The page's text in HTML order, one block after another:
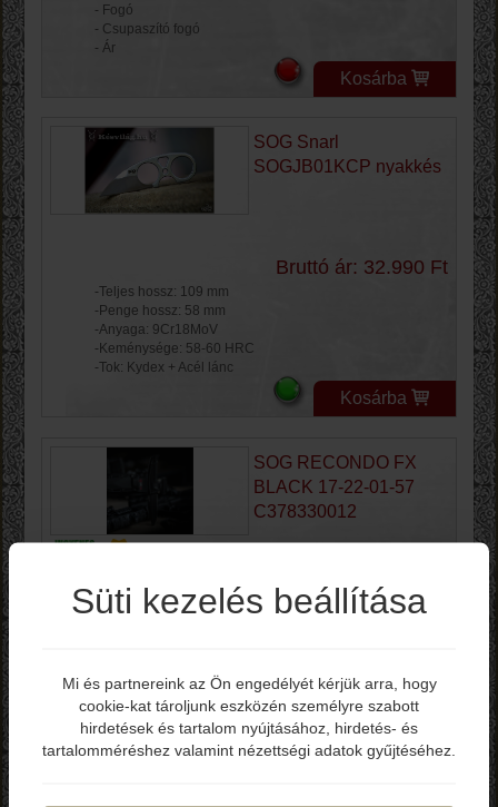
- Fogó
- Csupaszító fogó
- Ár
Kosárba
SOG Snarl
SOGJB01KCP nyakkés
Bruttó ár: 32.990 Ft
-Teljes hossz: 109 mm
-Penge hossz: 58 mm
-Anyaga: 9Cr18MoV
-Keménysége: 58-60 HRC
-Tok: Kydex + Acél lánc
Kosárba
SOG RECONDO FX
BLACK 17-22-01-57
C378330012
Bruttó ár: 80.990 Ft
-Teljes hossz: 244 mm
-Penge keménység: 58-60 HRC
-Markolat: Gumírozott
-Tok: Kydex
-Súly: 150 g
Süti kezelés beállítása
Mi és partnereink az Ön engedélyét kérjük arra, hogy
cookie-kat tároljunk eszközén személyre szabott
hirdetések és tartalom nyújtásához, hirdetés- és
tartalomméréshez valamint nézettségi adatok gyűjtéséhez.
Elmúltál már 18 éves?